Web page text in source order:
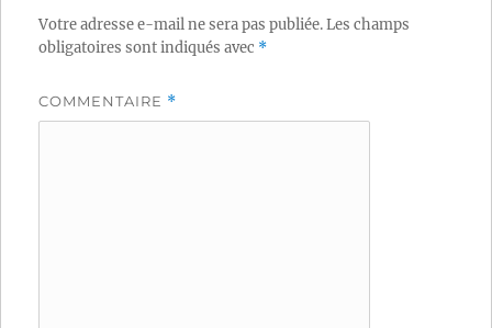
Votre adresse e-mail ne sera pas publiée.Les champs
obligatoires sont indiqués avec *
COMMENTAIRE *